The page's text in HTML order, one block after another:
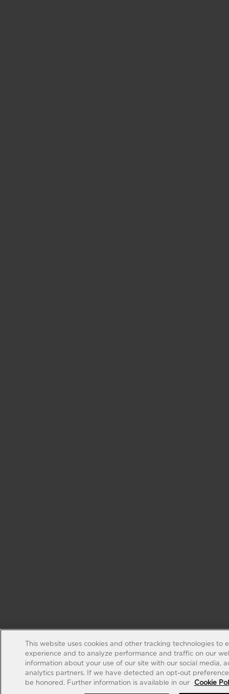
This website uses cookies and other tracking technologies to
experience and to analyze performance and traffic on our
information about your use of our site with our social media,
analytics partners. If we have detected an opt-out
be honored. Further information is available in our
Cookie